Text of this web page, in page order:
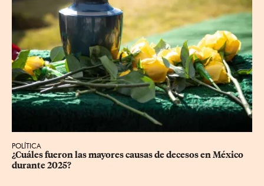
POLÍTICA
¿Cuáles fueron las mayores causas de decesos en México
durante 2025?